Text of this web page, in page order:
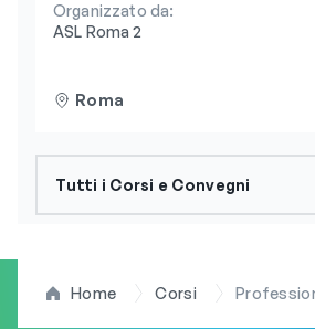
Organizzato da:
ASL Roma 2
Roma
Tutti i Corsi e Convegni
Home Corsi Professione Biologo: webinar propedeutici ed